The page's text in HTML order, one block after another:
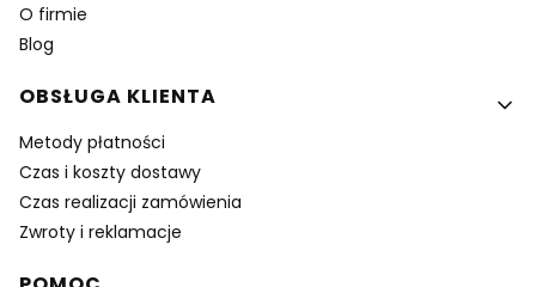
O firmie
Blog
OBSŁUGA KLIENTA
Metody płatności
Czas i koszty dostawy
Czas realizacji zamówienia
Zwroty i reklamacje